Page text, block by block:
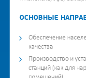
ОСНОВНЫЕ
Обеспечение
качества
Производство и
станций (как для